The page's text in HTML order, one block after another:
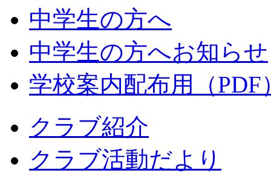
中学生の方へ
中学生の方へお知らせ
学校案内配布用（PDF
クラブ紹介
クラブ活動だより